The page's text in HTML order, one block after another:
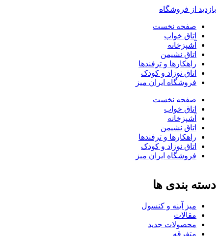
بازدید از فروشگاه
صفحه نخست
اتاق خواب
آشپزخانه
اتاق نشیمن
راهکارها و ترفندها
اتاق نوزاد و کودک
فروشگاه ایران میز
صفحه نخست
اتاق خواب
آشپزخانه
اتاق نشیمن
راهکارها و ترفندها
اتاق نوزاد و کودک
فروشگاه ایران میز
دسته بندی ها
میز آینه و کنسول
مقالات
محصولات جدید
متفرقه